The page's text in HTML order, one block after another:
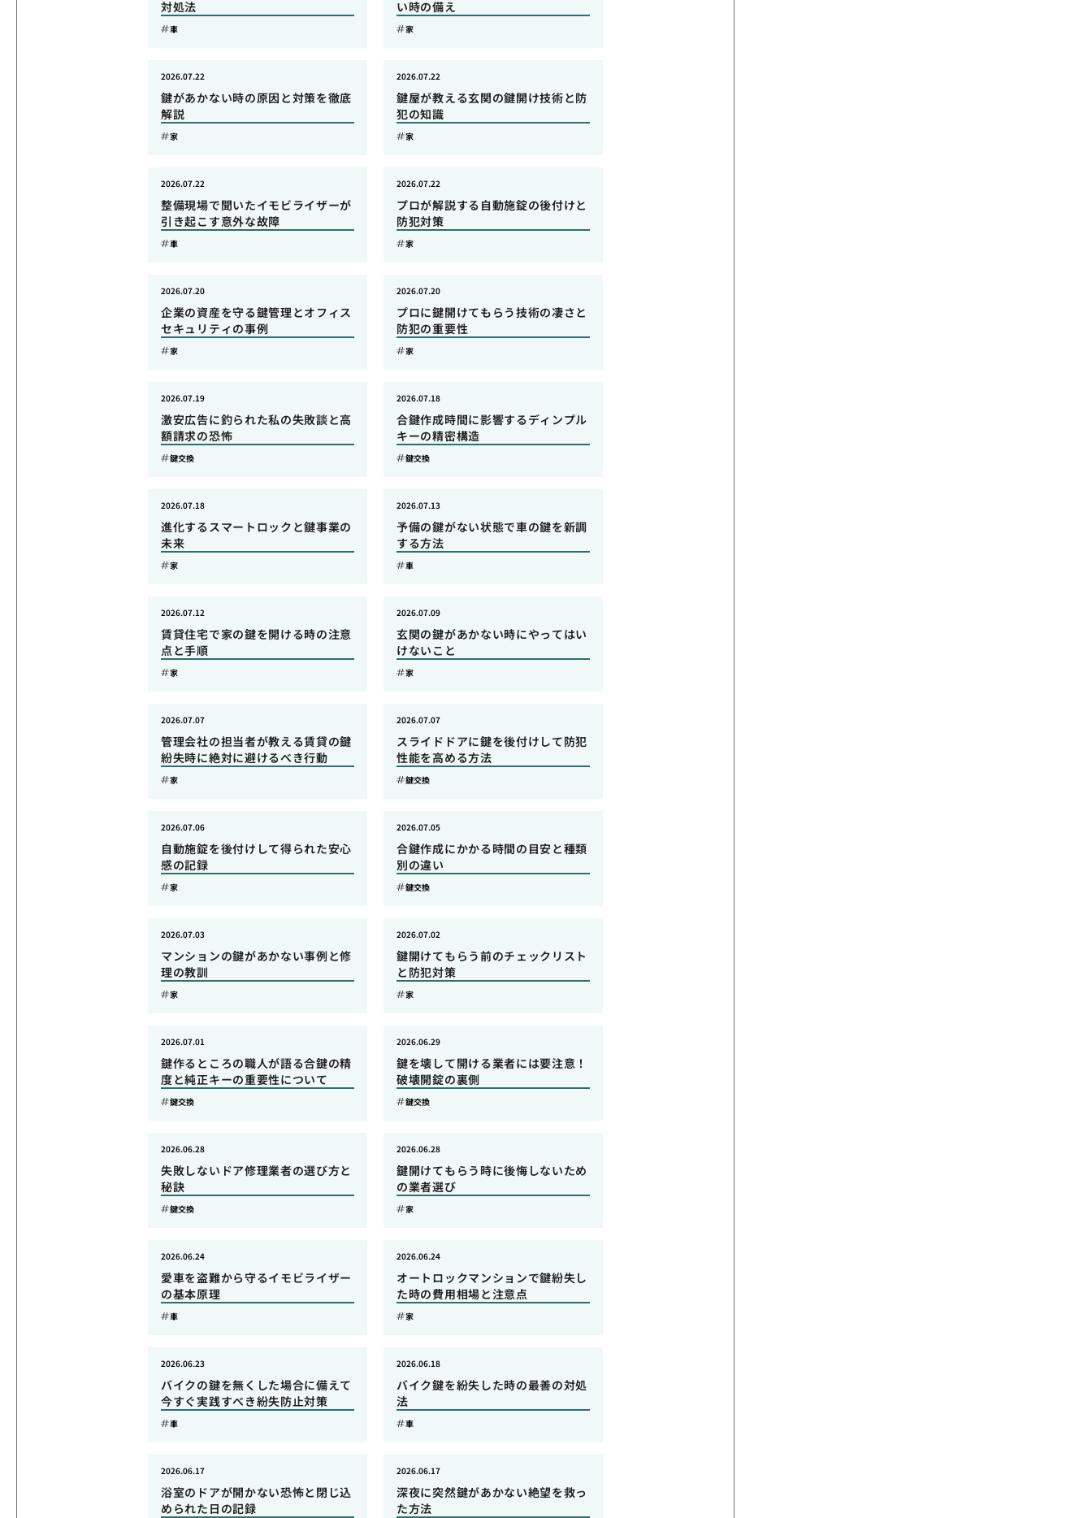
対処法
車
い時の備え
家
鍵があかない時の原因と対策を徹底
解説
2026.07.22
家
鍵屋が教える玄関の鍵開け技術と防
犯の知識
2026.07.22
家
整備現場で聞いたイモビライザーが
引き起こす意外な故障
2026.07.22
車
プロが解説する自動施錠の後付けと
防犯対策
2026.07.22
家
企業の資産を守る鍵管理とオフィス
セキュリティの事例
2026.07.20
家
プロに鍵開けてもらう技術の凄さと
防犯の重要性
2026.07.20
家
激安広告に釣られた私の失敗談と高
額請求の恐怖
2026.07.19
鍵交換
合鍵作成時間に影響するディンプル
キーの精密構造
2026.07.18
鍵交換
進化するスマートロックと鍵事業の
未来
2026.07.18
家
予備の鍵がない状態で車の鍵を新調
する方法
2026.07.13
車
賃貸住宅で家の鍵を開ける時の注意
点と手順
2026.07.12
家
玄関の鍵があかない時にやってはい
けないこと
2026.07.09
家
管理会社の担当者が教える賃貸の鍵
紛失時に絶対に避けるべき行動
2026.07.07
家
スライドドアに鍵を後付けして防犯
性能を高める方法
2026.07.07
鍵交換
自動施錠を後付けして得られた安心
感の記録
2026.07.06
家
合鍵作成にかかる時間の目安と種類
別の違い
2026.07.05
鍵交換
マンションの鍵があかない事例と修
理の教訓
2026.07.03
家
鍵開けてもらう前のチェックリスト
と防犯対策
2026.07.02
家
鍵作るところの職人が語る合鍵の精
度と純正キーの重要性について
2026.07.01
鍵交換
鍵を壊して開ける業者には要注意！
破壊開錠の裏側
2026.06.29
鍵交換
失敗しないドア修理業者の選び方と
秘訣
2026.06.28
鍵交換
鍵開けてもらう時に後悔しないため
の業者選び
2026.06.28
家
愛車を盗難から守るイモビライザー
の基本原理
2026.06.24
車
オートロックマンションで鍵紛失し
た時の費用相場と注意点
2026.06.24
家
バイクの鍵を無くした場合に備えて
今すぐ実践すべき紛失防止対策
2026.06.23
車
バイク鍵を紛失した時の最善の対処
法
2026.06.18
車
浴室のドアが開かない恐怖と閉じ込
められた日の記録
2026.06.17
深夜に突然鍵があかない絶望を救っ
た方法
2026.06.17